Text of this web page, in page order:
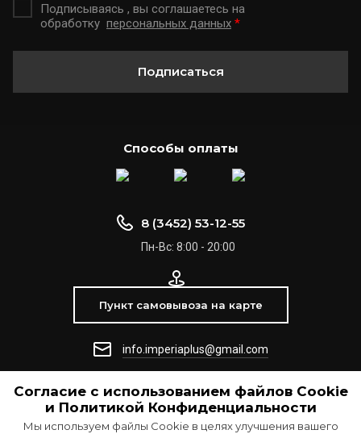
Согласие с использованием файлов Сookie
и Политикой Конфиденциальности
Мы используем файлы Cookie в целях улучшения вашего
Подписываясь , вы соглашаетесь на
обработку персональных данных *
Подписаться
Способы оплаты
© 2021 ООО "Империя +"
8 (3452) 53-12-55
Пн-Вс: 8:00 - 20:00
Пункт самовывоза на карте
info.imperiaplus@gmail.com